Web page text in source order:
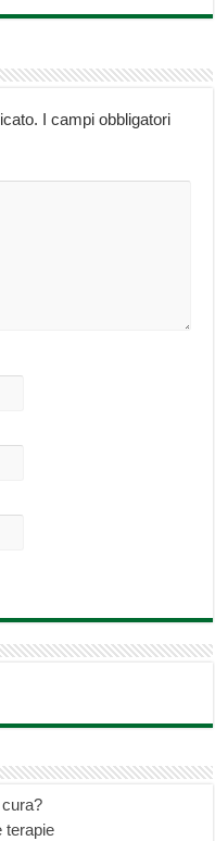
I campi obbligatori
cura?
terapie